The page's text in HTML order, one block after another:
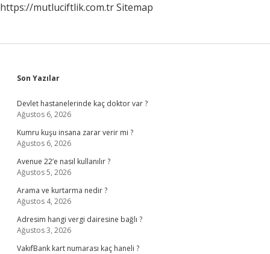
https://mutluciftlik.com.trSitemap
Sidebar
Son Yazılar
Devlet hastanelerinde kaç doktor var ?
Ağustos 6, 2026
Kumru kuşu insana zarar verir mi ?
Ağustos 6, 2026
Avenue 22’e nasıl kullanılır ?
Ağustos 5, 2026
Arama ve kurtarma nedir ?
Ağustos 4, 2026
Adresim hangi vergi dairesine bağlı ?
Ağustos 3, 2026
VakıfBank kart numarası kaç haneli ?